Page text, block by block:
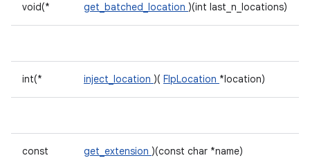
void(* get_batched_location )(int last_n_locations)
int(* inject_location )( FlpLocation *location)
const
get_extension )(const char *name)